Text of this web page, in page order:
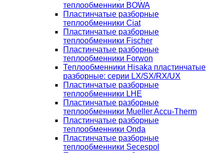
теплообменники BOWA
Пластинчатые разборные
теплообменники Ciat
Пластинчатые разборные
теплообменники Fischer
Пластинчатые разборные
теплообменники Forwon
Теплообменники Hisaka пластинчатые
разборные: серии LX/SX/RX/UX
Пластинчатые разборные
теплообменники LHE
Пластинчатые разборные
теплообменники Mueller Accu-Therm
Пластинчатые разборные
теплообменники Onda
Пластинчатые разборные
теплообменники Secespol